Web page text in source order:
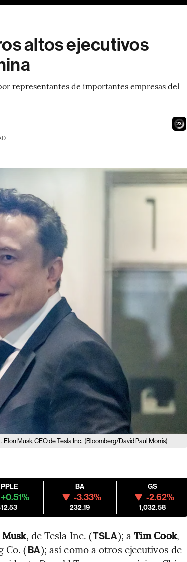
altos ejecutivos
representantes de importantes empresas del
22
Elon Musk, CEO de Tesla Inc. (Bloomberg/David Paul Morris)
+0.51%
BA
-3.33%
232.19
GS
-2.62%
1,032.58
, de Tesla Inc. (TSLA); aTim Cook,
Co. (BA); así como a otros ejecutivos de